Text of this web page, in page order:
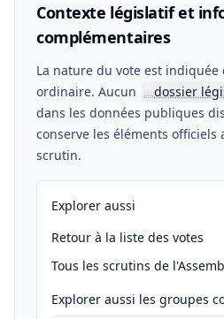
Contexte législatif et
complémentaires
La nature du vote est
ordinaire. Aucun
📖dossier
dans les données publiques
conserve les éléments officiels
scrutin.
Explorer aussi
Retour à la liste des votes
Tous les scrutins de
Explorer aussi les groupes